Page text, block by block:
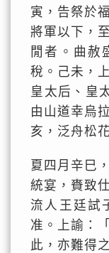
寅，告祭於
將軍以下，
閒者。曲赦
稅。己未，
皇太后、皇
由山道幸烏
亥，泛舟松
夏四月辛巳
統宴，賚致
流人王廷試
准。上諭：
此，亦難得